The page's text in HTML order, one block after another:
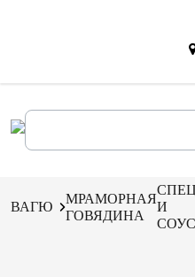
ВАГЮ
МРАМОРНАЯ
ГОВЯДИНА
И